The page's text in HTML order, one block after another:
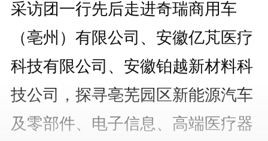
采访团一行先后走进奇瑞商用车
（亳州）有限公司、安徽亿芃医疗
科技有限公司、安徽铂越新材料科
技公司，探寻亳芜园区新能源汽车
及零部件、电子信息、高端医疗器